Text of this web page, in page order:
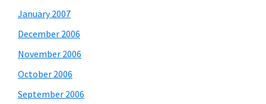
January 2007
December 2006
November 2006
October 2006
September 2006